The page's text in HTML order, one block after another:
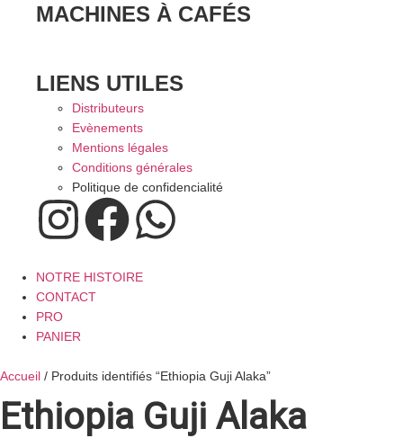
MACHINES À CAFÉS
LIENS UTILES
Distributeurs
Evènements
Mentions légales
Conditions générales
Politique de confidencialité
NOTRE HISTOIRE
CONTACT
PRO
PANIER
Accueil / Produits identifiés “Ethiopia Guji Alaka”
Ethiopia Guji Alaka